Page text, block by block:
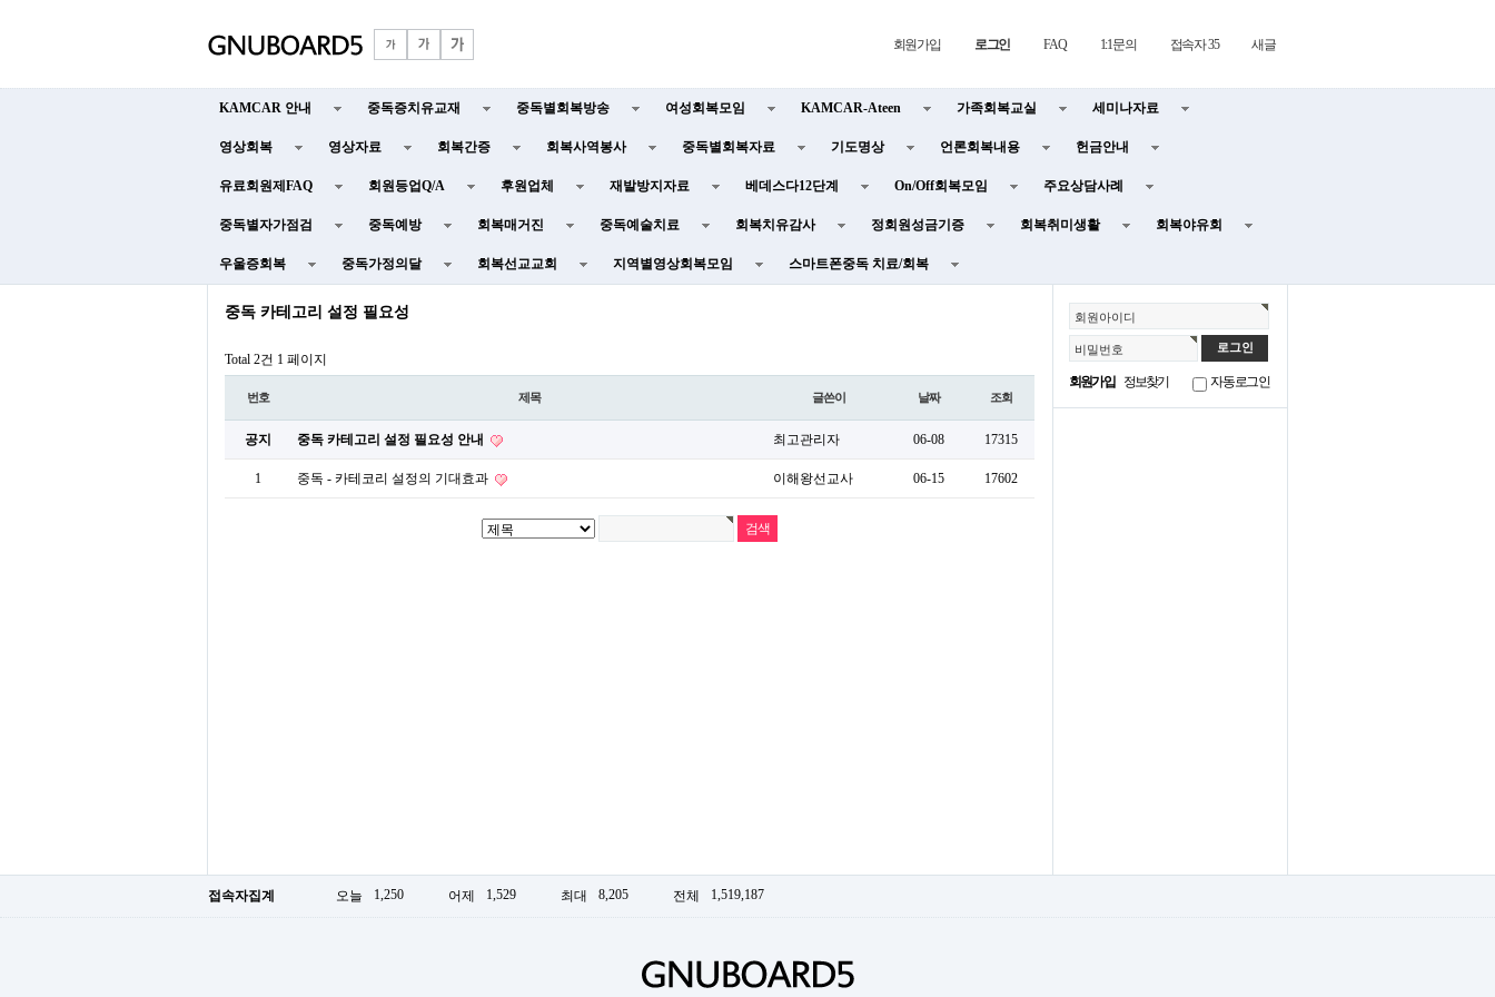
회원가입 로그인 FAQ 1:1문의 접속자 35 새글
KAMCAR 안내 중독증치유교재 중독별회복방송 여성회복모임 KAMCAR-Ateen 가족회복교실 세미나자료
영상회복 영상자료 회복간증 회복사역봉사 중독별회복자료 기도명상 언론회복내용 헌금안내
유료회원제FAQ 회원등업Q/A 후원업체 재발방지자료 베데스다12단계 On/Off회복모임 주요상담사례
중독별자가점검 중독예방 회복매거진 중독예술치료 회복치유감사 정회원성금기증 회복취미생활 회복야유회
우울증회복 중독가정의달 회복선교교회 지역별영상회복모임 스마트폰중독 치료/회복
회원아이디
비밀번호
회원가입 정보찾기 자동로그인
중독 카테고리 설정 필요성
Total 2건 1 페이지
번호 제목 글쓴이 날짜 조회
공지 중독 카테고리 설정 필요성 안내 최고관리자 06-08 17315
1 중독 - 카테코리 설정의 기대효과 이해왕선교사 06-15 17602
접속자집계 오늘 1,250 어제 1,529 최대 8,205 전체 1,519,187